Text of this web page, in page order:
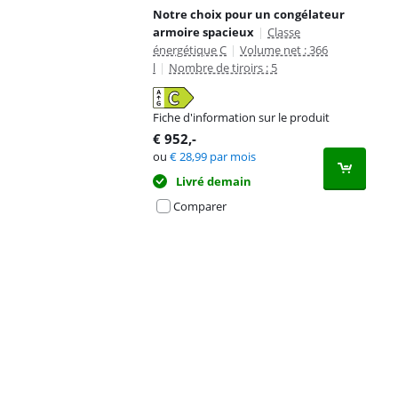
Notre choix pour un congélateur
armoire spacieux | Classe
énergétique C | Volume net : 366
l | Nombre de tiroirs : 5
Fiche d'information sur le produit
s'ouvre dans un nouvel onglet
€ 952,-
ou €28,99 par mois
Livré demain
Comparer